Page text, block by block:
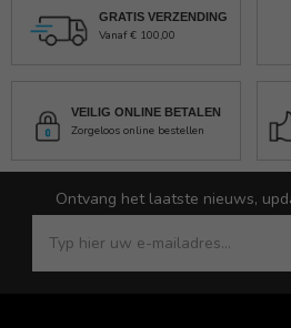
GRATIS VERZENDING
Vanaf € 100,00
VEILIG ONLINE BETALEN
Zorgeloos online bestellen
Ontvang het laatste nieuws,